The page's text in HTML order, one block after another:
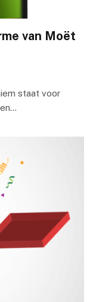
van Moët
staat voor